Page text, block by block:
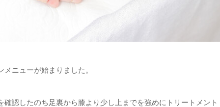
ニューが始まりました。
認したのち足裏から膝より少し上までを強めにトリートメント